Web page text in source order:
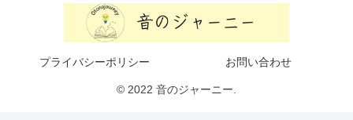
プライバシーポリシー お問い合わせ
© 2022 音のジャーニー.